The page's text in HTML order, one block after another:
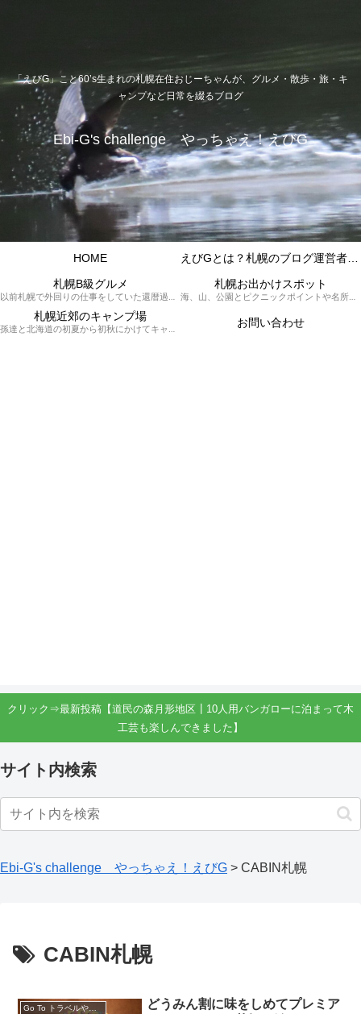
「えびG」こと60’s生まれの札幌在住おじーちゃんが、グルメ・散歩・旅・キ
ャンプなど日常を綴るブログ
Ebi-G's challenge やっちゃえ！えびG
HOME
札幌B級グルメ
以前札幌で外回りの仕事をしていた還暦過ぎブロガー「えびG」がランチ（サラリーマンランチ、サラメシ）を中心に、おそば、ラーメン、中華、日替わりランチを「札幌Bグルメ」と題してレポートしているブログカテゴリーのページです。現在は定年後の再雇用で札幌中とはいかなまでも会社の近くのすすきの界隈や家のある札幌市南区を中心に徘徊しております。
札幌お出かけスポット
海、山、公園とピクニックポイントや名所、旧跡などなど、、、、、札幌はもとより郊外の無理なく日帰りでいって帰ってこれるお出かけスポットを孫っち達（小学５、３年生、幼稚園年長さんの３人）とえびGがお出かけをして紹介しているページです。
札幌近郊のキャンプ場
孫達と北海道の初夏から初秋にかけてキャンプに出かけます。キャンプ場情報だったり料理だったり花火や遊びに虫取りとまさに「やっちゃえ！えびG」やりたい放題のブログです。 お問い合わせ
クリック⇒最新投稿【道民の森月形地区┃10人用バンガローに泊まって木
工芸も楽しんできました】
サイト内検索
Ebi-G's challenge やっちゃえ！えびG > CABIN札幌
CABIN札幌
Go To トラベルやどうみん割利用して
どうみん割に味をしめてプレミア